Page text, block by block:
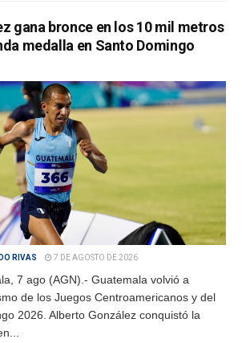
gana bronce en los 10 mil metros
medalla en Santo Domingo
RIVAS 7 DE AGOSTO DE 2026
7 ago (AGN).- Guatemala volvió a
de los Juegos Centroamericanos y del
2026. Alberto González conquistó la